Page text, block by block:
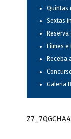
Quintas
Sextas
Filmes
Receba
Galeria